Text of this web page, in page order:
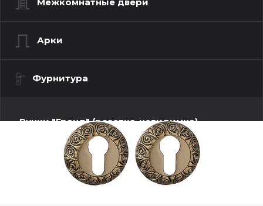
Арки
Фурнитура
Ручки "Гранд" (розетка-невидимка)
Ручки "Люкс" (моно квадрат)
Ручки "Люкс" (моно-круг)
Ручки "Стандарт" (квадратная розетка)